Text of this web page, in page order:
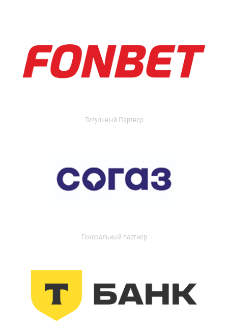
Титульный Партнер
Генеральный партнер